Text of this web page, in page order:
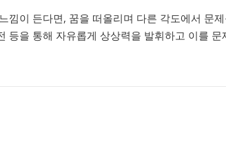
낌이 든다면, 꿈을 떠올리며 다른 각도에서 문
등을 통해 자유롭게 상상력을 발휘하고 이를